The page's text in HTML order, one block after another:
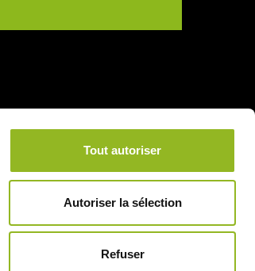
Tout autoriser
Autoriser la sélection
Refuser